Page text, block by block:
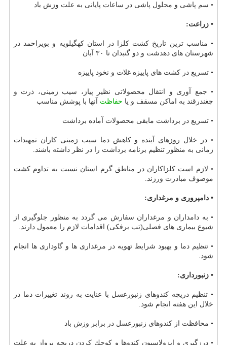
• سم پاشی و محلول پاشی در ساعات پایانی به علت وزش باد
• زراعت:
• مناسب ترین تاریخ كشت كلزا در استان كهگیلویه و بویراحمد در
شهرستان های دهدشت و دو گنبدان تا ۳۰ آبان
• تسریع در كشت های پاییزه غلات و نخود پاییزه
• جمع آوری و انتقال محصولاتی نظیر پیاز، سیب زمینی، ذرت و
چغندرقند به اماكن مسقف و یا حفاظت آنها با پوشش مناسب
• تسریع در برداشت مابقی محصولات آماده برداشت
• در خلال روزهای آینده و كاهش دما سیب زمینی كاران تمهیدات
زمانی به منظور تنظیم برنامه برداشت را در نظر داشته باشند.
• لازم است كلزاكاران در مناطق گرم استان نسبت به تداوم كشت
موصوف مبادرت ورزند.
• دامپروری و مرغداری:
• به دامداران و مرغداران سفارش می گردد به منظور جلوگیری از
شیوع بیماری های فصلی(تب برفكی) اقدامات لازم را معمول دارند.
• تنظیم دما و بهبود شرایط تهویه در مرغداری ها و گاوداری ها انجام
شود.
• زنبورداری:
• تنظیم دریچه كندوهای زنبورعسل با عنایت به روند تغییرات دما در
خلال این هفته انجام شود.
• محافظت از كندوهای زنبورعسل در برابر وزش باد
• درزگیری و ایزولاسیون كندوها و كوچك كردن دریچه پرواز به علت